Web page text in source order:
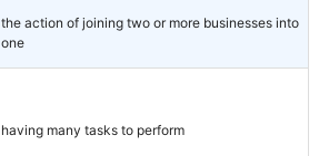
the action of joining two or more businesses into
one
having many tasks to perform